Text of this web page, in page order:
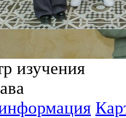
изучения